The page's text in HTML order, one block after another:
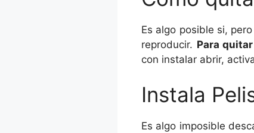
Es algo posible si,
reproducir. Para
con instalar abrir,
Instala
Es algo imposible